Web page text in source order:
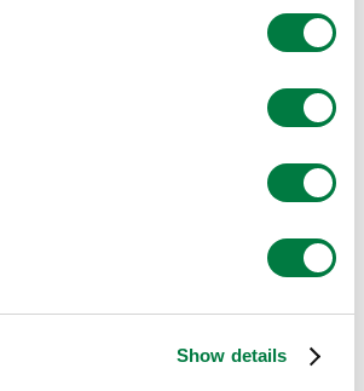
Show details
間として、一個人として、
ンジは続く。
誤していくことで、イノベーションを創
く、接着剤の固め方を変えてさまざまな